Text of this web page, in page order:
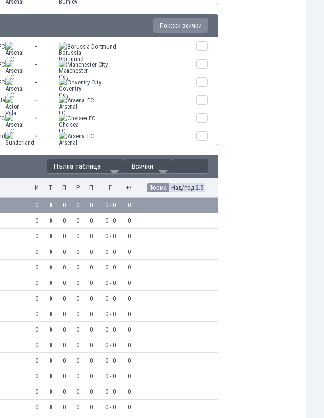
Покажи всички
- Borussia Dortmund
- Manchester City
- Coventry City
- Arsenal FC
- Chelsea FC
- Arsenal FC
Пълна таблица Всички
И Т П Р П Г +/- Форма Над/под 2.5
0 0 0 0 0 0 - 0 0
0 0 0 0 0 0 - 0 0
0 0 0 0 0 0 - 0 0
0 0 0 0 0 0 - 0 0
0 0 0 0 0 0 - 0 0
0 0 0 0 0 0 - 0 0
0 0 0 0 0 0 - 0 0
0 0 0 0 0 0 - 0 0
0 0 0 0 0 0 - 0 0
0 0 0 0 0 0 - 0 0
0 0 0 0 0 0 - 0 0
0 0 0 0 0 0 - 0 0
0 0 0 0 0 0 - 0 0
0 0 0 0 0 0 - 0 0